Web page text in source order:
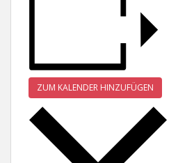
ZUM KALENDER HINZUFÜGEN